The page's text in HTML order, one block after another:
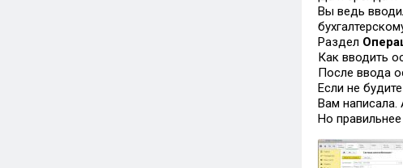
Вы ведь
Раздел
Как вводить
После ввода
Если не
Вам написала.
Но